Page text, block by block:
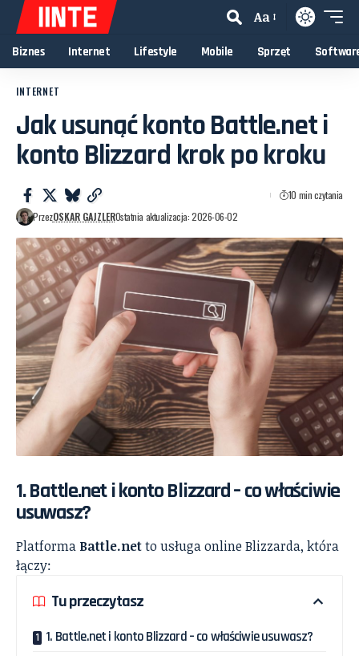
Aa
Biznes Internet Lifestyle Mobile Sprzęt
INTERNET
Jak usunąć konto Battle.net i
konto Blizzard krok po kroku
PrzezOSKAR GAJZLEROstatnia aktualizacja: 2026-06-02
10 min czytania
1. Battle.net i konto Blizzard – co właściwie
usuwasz?
Platforma Battle.netto usługa online Blizzarda, która
łączy:
Tu przeczytasz
1. Battle.net i konto Blizzard – co właściwie usuwasz?